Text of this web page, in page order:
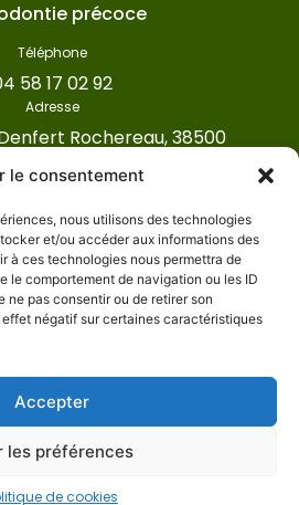
le consentement
nous utilisons des technologies
et/ou accéder aux informations des
à ces technologies nous permettra de
le comportement de navigation ou les ID
ne pas consentir ou de retirer son
négatif sur certaines caractéristiques
Accepter
les préférences
de cookies
précoce
Téléphone
58 17 02 92
Adresse
Rochereau, 38500
Voiron
Mont Sourire ©
Tous droits réservés
et réalisation :MEDIWEB